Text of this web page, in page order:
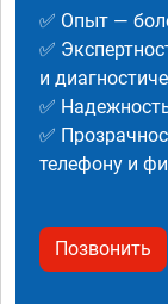
✅ Опыт —
✅
и
✅
✅
телефону и
Позвонить